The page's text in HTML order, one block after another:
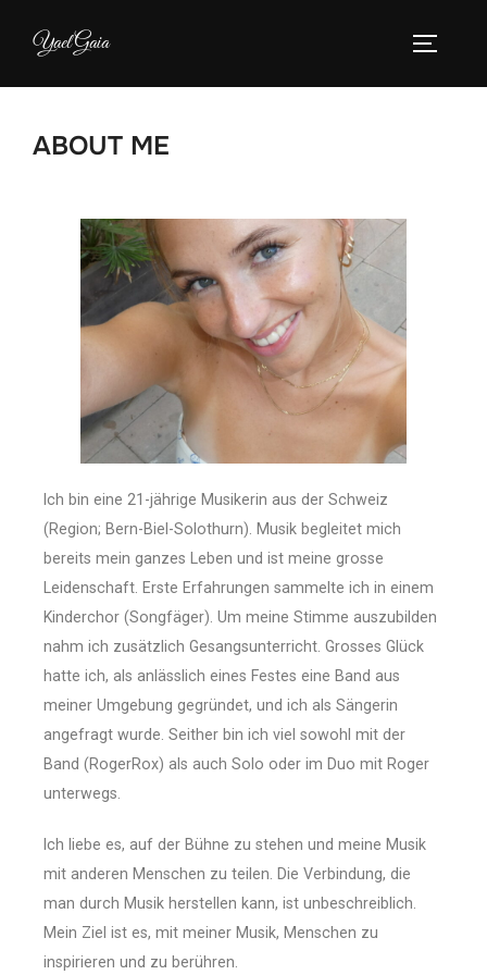
Yael Gaia
ABOUT ME
Ich bin eine 21-jährige Musikerin aus der Schweiz
(Region; Bern-Biel-Solothurn). Musik begleitet mich
bereits mein ganzes Leben und ist meine grosse
Leidenschaft. Erste Erfahrungen sammelte ich in einem
Kinderchor (Songfäger). Um meine Stimme auszubilden
nahm ich zusätzlich Gesangsunterricht. Grosses Glück
hatte ich, als anlässlich eines Festes eine Band aus
meiner Umgebung gegründet, und ich als Sängerin
angefragt wurde. Seither bin ich viel sowohl mit der
Band (RogerRox) als auch Solo oder im Duo mit Roger
unterwegs.
Ich liebe es, auf der Bühne zu stehen und meine Musik
mit anderen Menschen zu teilen. Die Verbindung, die
man durch Musik herstellen kann, ist unbeschreiblich.
Mein Ziel ist es, mit meiner Musik, Menschen zu
inspirieren und zu berühren.